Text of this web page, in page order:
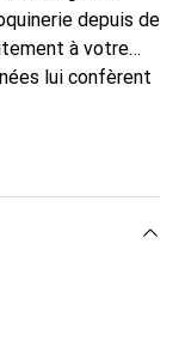
depuis de
à votre
lui confèrent
clientèle